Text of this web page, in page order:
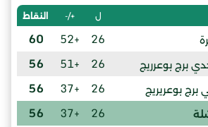
ل +/- النقاط
26
+52
60
برج بوعرريج 26
+51
56
برج بوعريريج 26
+37
56
26
+37
56